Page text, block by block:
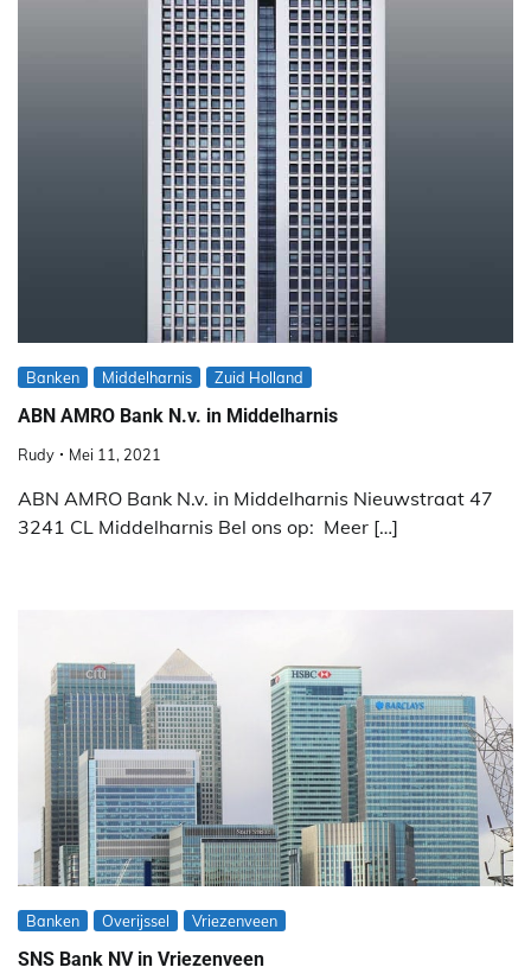
Banken Middelharnis Zuid Holland
ABN AMRO Bank N.v. in Middelharnis
Rudy Mei 11, 2021
ABN AMRO Bank N.v. in Middelharnis Nieuwstraat 47
3241 CL Middelharnis Bel ons op: Meer […]
Banken Overijssel Vriezenveen
SNS Bank NV in Vriezenveen